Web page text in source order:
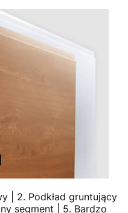
| 2. Podkład gruntujący
segment | 5. Bardzo